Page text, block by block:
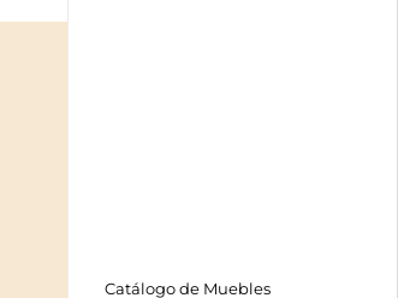
Catálogo de Muebles